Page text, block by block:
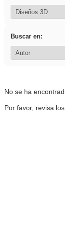
Buscar en:
No se ha
Por favor, revisa